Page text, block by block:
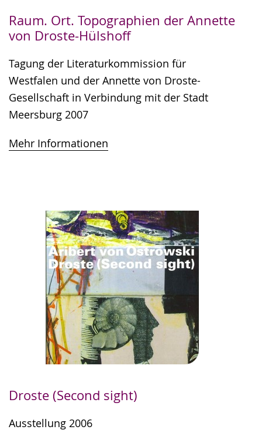
Raum. Ort. Topographien der Annette
von Droste-Hülshoff
Tagung der Literaturkommission für
Westfalen und der Annette von Droste-
Gesellschaft in Verbindung mit der Stadt
Meersburg 2007
Mehr Informationen
Droste (Second sight)
Ausstellung 2006